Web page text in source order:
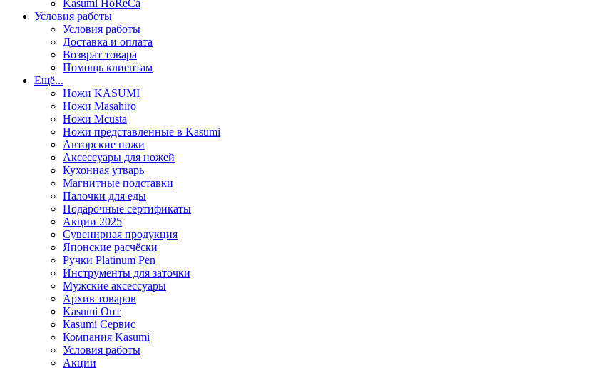
Kasumi HoReCa
Условия работы
Условия работы
Доставка и оплата
Возврат товара
Помощь клиентам
Ещё...
Ножи KASUMI
Ножи Masahiro
Ножи Mcusta
Ножи представленные в Kasumi
Авторские ножи
Аксессуары для ножей
Кухонная утварь
Магнитные подставки
Палочки для еды
Подарочные сертификаты
Акции 2025
Сувенирная продукция
Японские расчёски
Ручки Platinum Pen
Инструменты для заточки
Мужские аксессуары
Архив товаров
Kasumi Опт
Кasumi Сервис
Компания Kasumi
Условия работы
Акции